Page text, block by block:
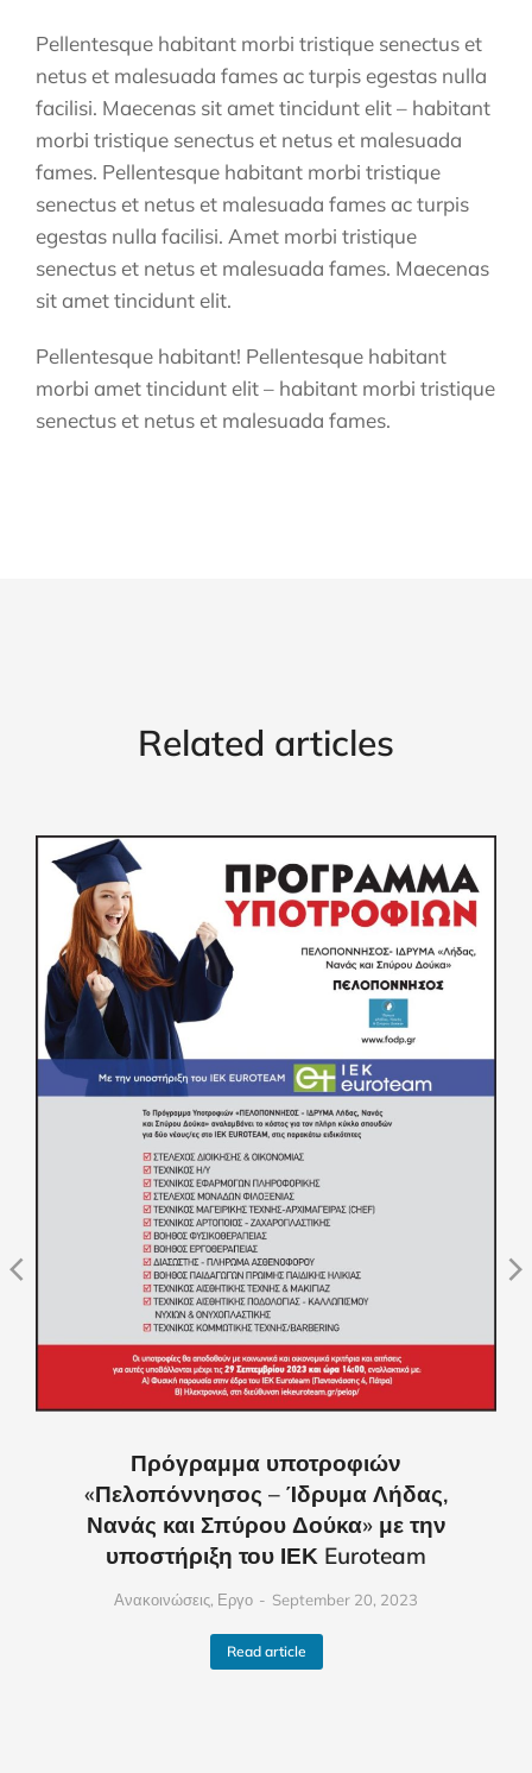
Pellentesque habitant morbi tristique senectus et
netus et malesuada fames ac turpis egestas nulla
facilisi. Maecenas sit amet tincidunt elit – habitant
morbi tristique senectus et netus et malesuada
fames. Pellentesque habitant morbi tristique
senectus et netus et malesuada fames ac turpis
egestas nulla facilisi. Amet morbi tristique
senectus et netus et malesuada fames. Maecenas
sit amet tincidunt elit.
Pellentesque habitant! Pellentesque habitant
morbi amet tincidunt elit – habitant morbi tristique
senectus et netus et malesuada fames.
Related articles
Πρόγραμμα υποτροφιών
«Πελοπόννησος – Ίδρυμα Λήδας,
Νανάς και Σπύρου Δούκα» με την
υποστήριξη του ΙΕΚ Euroteam
Ανακοινώσεις, Εργο September 20, 2023
Read article